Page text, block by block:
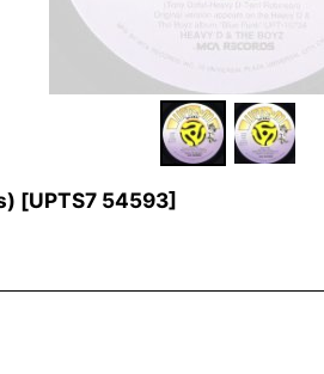
[UPTS7 54593]